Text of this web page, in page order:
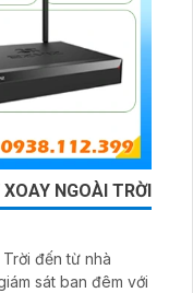
NGOÀI TRỜI
đến từ nhà
sát ban đêm với